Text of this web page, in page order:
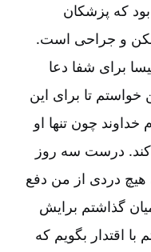
که پزشکان
و جراحی است.
برای شفا دعا
تا برای این
خداوند چون تنها او
درست سه روز
هیچ دردی از من دفع
گذاشتم برایش
با اقتدار بگویم که